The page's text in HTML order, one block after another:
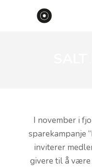
I november i
sparekampanje
inviterer
givere til å være